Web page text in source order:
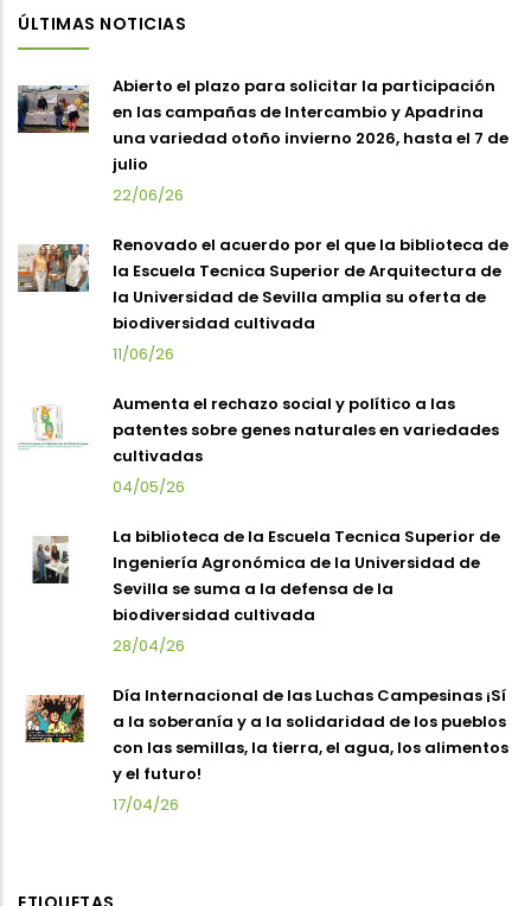
ÚLTIMAS NOTICIAS
Abierto el plazo para solicitar la participación
en las campañas de Intercambio y Apadrina
una variedad otoño invierno 2026, hasta el 7 de
julio
22/06/26
Renovado el acuerdo por el que la biblioteca de
la Escuela Tecnica Superior de Arquitectura de
la Universidad de Sevilla amplia su oferta de
biodiversidad cultivada
11/06/26
Aumenta el rechazo social y político a las
patentes sobre genes naturales en variedades
cultivadas
04/05/26
La biblioteca de la Escuela Tecnica Superior de
Ingeniería Agronómica de la Universidad de
Sevilla se suma a la defensa de la
biodiversidad cultivada
28/04/26
Día Internacional de las Luchas Campesinas ¡Sí
a la soberanía y a la solidaridad de los pueblos
con las semillas, la tierra, el agua, los alimentos
y el futuro!
17/04/26